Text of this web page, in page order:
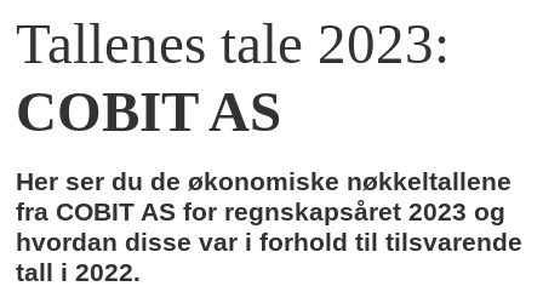
Tallenes tale 2023:
COBIT AS
Her ser du de økonomiske nøkkeltallene
fra COBIT AS for regnskapsåret 2023 og
hvordan disse var i forhold til tilsvarende
tall i 2022.